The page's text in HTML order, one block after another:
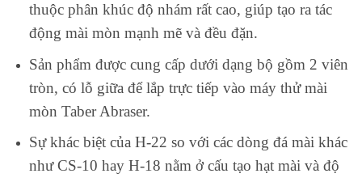
thuộc phân khúc độ nhám rất cao, giúp tạo ra tác
động mài mòn mạnh mẽ và đều đặn.
Sản phẩm được cung cấp dưới dạng bộ gồm 2 viên
tròn, có lỗ giữa để lắp trực tiếp vào máy thử mài
mòn Taber Abraser.
Sự khác biệt của H-22 so với các dòng đá mài khác
như CS-10 hay H-18 nằm ở cấu tạo hạt mài và độ